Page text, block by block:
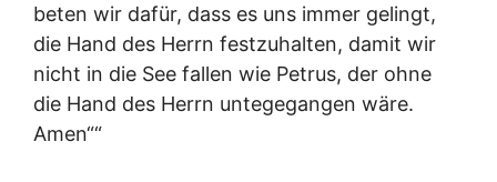
beten wir dafür, dass es uns immer gelingt,
die Hand des Herrn festzuhalten, damit wir
nicht in die See fallen wie Petrus, der ohne
die Hand des Herrn untegegangen wäre.
Amen““